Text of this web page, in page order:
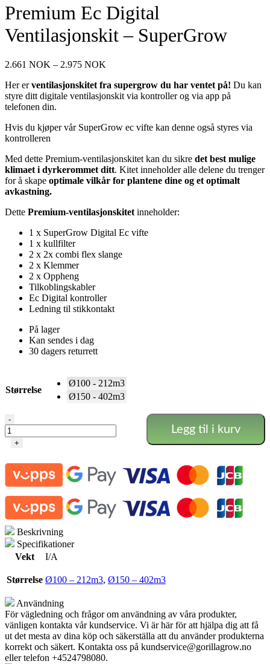
Premium Ec Digital
Ventilasjonskit – SuperGrow
2.661 NOK – 2.975 NOK
til
2.975 NOK
Her erventilasjonskitet fra supergrow du har ventet på! Du kan
styre ditt digitale ventilasjonskit via kontroller og via app på
telefonen din.
Hvis du kjøper vår SuperGrow ec vifte kan denne også styres via
kontrolleren
Med dette Premium-ventilasjonskitet kan du sikre det best mulige
klimaet i dyrkerommet ditt. Kitet inneholder alle delene du trenger
for å skape optimale vilkår for plantene dine og et optimalt
avkastning.
Dette Premium-ventilasjonskitet inneholder:
1 x SuperGrow Digital Ec vifte
1 x kullfilter
2 x 2x combi flex slange
2 x Klemmer
2 x Oppheng
Tilkoblingskabler
Ec Digital kontroller
Ledning til stikkontakt
På lager
Kan sendes i dag
30 dagers returrett
Størrelse
Ø100 - 212m3
Ø150 - 402m3
Premium
Ec
Digital
-
SuperGrow
antall
-
+
Legg til i kurv
Beskrivning
Specifikationer
Vekt
I/A
Størrelse Ø100 – 212m3, Ø150 – 402m3
Användning
För vägledning och frågor om användning av våra produkter,
vänligen kontakta vår kundservice. Vi är här för att hjälpa dig att få
ut det mesta av dina köp och säkerställa att du använder produkterna
korrekt och säkert. Kontakta oss på kundservice@gorillagrow.no
eller telefon +4524798080.